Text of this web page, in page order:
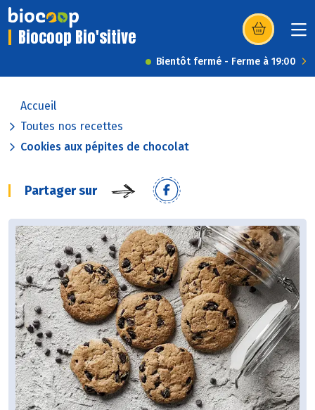
Biocoop Bio'sitive (s’ouvre dans
Bientôt fermé - Ferme à 19:00
Accueil
Toutes nos recettes
Cookies aux pépites de chocolat
Partager sur